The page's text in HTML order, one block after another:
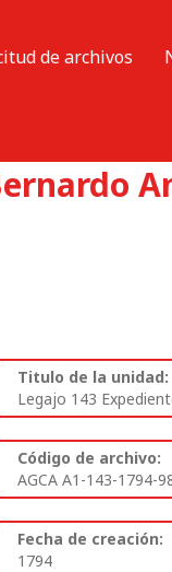
de archivos
Titulo de la unidad:
Legajo 143
Código de archivo:
AGCA A1-143-1794-
Fecha de creación:
1794